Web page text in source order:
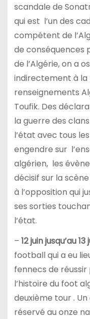
scandale de
qui est l’un des
compétent de
de conséquences
de l’Algérie, on a
indirectement à la
renseignements
Toufik. Des
la guerre des
l’état avec tous
engendre sur
algérien, les
décisif sur la
à l’opposition qui
ses sorties
l’état.
– 12 juin jusqu’au
football qui a eu
fennecs de
l’histoire du foot
deuxième tour .
réservé au onze